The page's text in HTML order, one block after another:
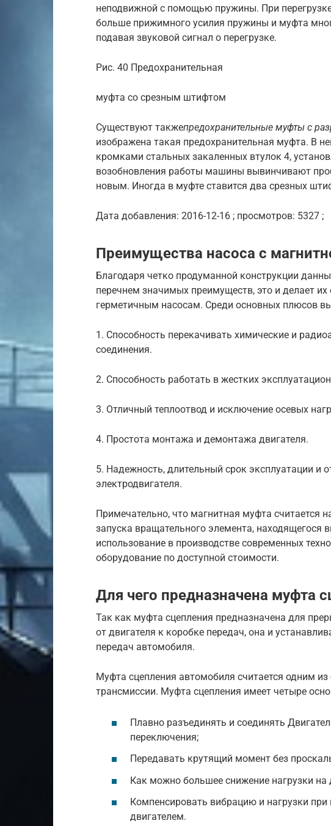
неподвижной с помощью пружины. При
больше прижимного усилия пружины и муфта
подавая звуковой сигнал о перегрузке.
Рис. 40 Предохранительная
муфта со срезным штифтом
Существуют такжепредохранительные муфты с
изображена такая предохранительная муфта. В
кромками стальных закаленных втулок 4,
возобновления работы машины вывинчивают
новым. Иногда в муфте ставится два срезных
Дата добавления: 2016-12-16 ; просмотров: 5327 ;
Преимущества насоса с
Благодаря четко продуманной конструкции
перечнем значимых преимуществ, это и делает
герметичным насосам. Среди основных плюсов
1. Способность перекачивать химические и
соединения.
2. Способность работать в жестких
3. Отличный теплоотвод и исключение осевых
4. Простота монтажа и демонтажа двигателя.
5. Надежность, длительный срок эксплуатации и
электродвигателя.
Примечательно, что магнитная муфта считается
запуска вращательного элемента, находящегося
использование в производстве современных
оборудование по доступной стоимости.
Для чего предназначена муфта
Так как муфта сцепления предназначена для
от двигателя к коробке передач, она и
передач автомобиля.
Муфта сцепления автомобиля считается одним
трансмиссии. Муфта сцепления имеет четыре
Плавно разъединять и соединять
переключения;
Передавать крутящий момент без
Как можно большее снижение нагрузки на
Компенсировать вибрацию и нагрузки
двигателем.